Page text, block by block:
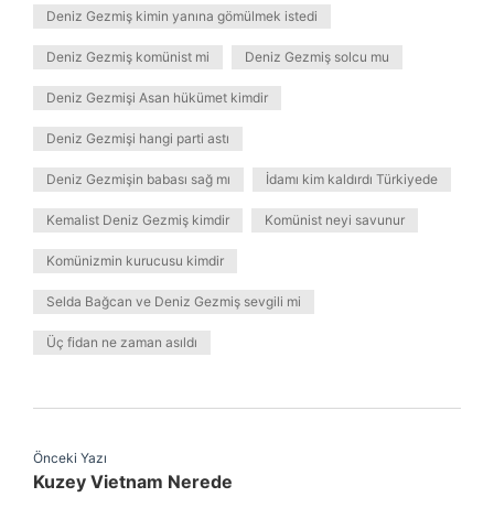
Deniz Gezmiş kimin yanına gömülmek istedi
Deniz Gezmiş komünist mi Deniz Gezmiş solcu mu
Deniz Gezmişi Asan hükümet kimdir
Deniz Gezmişi hangi parti astı
Deniz Gezmişin babası sağ mı İdamı kim kaldırdı Türkiyede
Kemalist Deniz Gezmiş kimdir Komünist neyi savunur
Komünizmin kurucusu kimdir
Selda Bağcan ve Deniz Gezmiş sevgili mi
Üç fidan ne zaman asıldı
Önceki Yazı
Kuzey Vietnam Nerede